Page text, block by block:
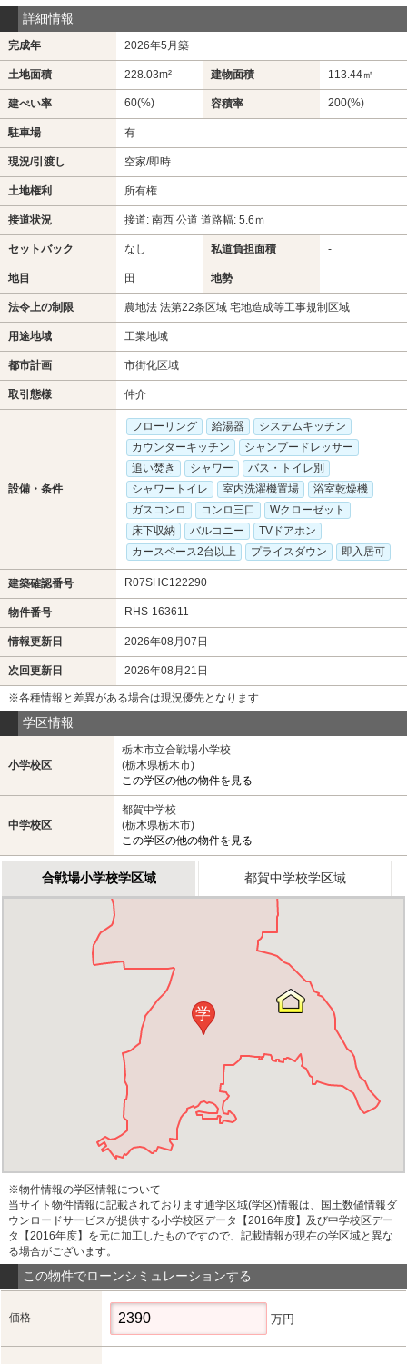
詳細情報
完成年 2026年5月築
土地面積 228.03m² 建物面積 113.44㎡
建ぺい率 60(%) 容積率 200(%)
駐車場 有
現況/引渡し 空家/即時
土地権利 所有権
接道状況 接道: 南西 公道 道路幅: 5.6ｍ
セットバック なし 私道負担面積 -
地目 田 地勢
法令上の制限 農地法 法第22条区域 宅地造成等工事規制区域
用途地域 工業地域
都市計画 市街化区域
取引態様 仲介
設備・条件
フローリング 給湯器
システムキッチン
カウンターキッチン
シャンプードレッサー
追い焚き
シャワー
バス・トイレ別
シャワートイレ
室内洗濯機置場
浴室乾燥機
ガスコンロ
コンロ三口
Wクローゼット
床下収納
バルコニー
TVドアホン
カースペース2台以上
プライスダウン 即入居可
建築確認番号 R07SHC122290
物件番号 RHS-163611
情報更新日 2026年08月07日
次回更新日 2026年08月21日
※各種情報と差異がある場合は現況優先となります
学区情報
小学校区
栃木市立合戦場小学校
(栃木県栃木市)
この学区の他の物件を見る
中学校区
都賀中学校
(栃木県栃木市)
この学区の他の物件を見る
合戦場小学校学区域 都賀中学校学区域
学
※物件情報の学区情報について
当サイト物件情報に記載されております通学区域(学区)情報は、国土数値情報ダ
ウンロードサービスが提供する小学校区データ【2016年度】及び中学校区デー
タ【2016年度】を元に加工したものですので、記載情報が現在の学区域と異な
る場合がございます。
この物件でローンシミュレーションする
価格 万円